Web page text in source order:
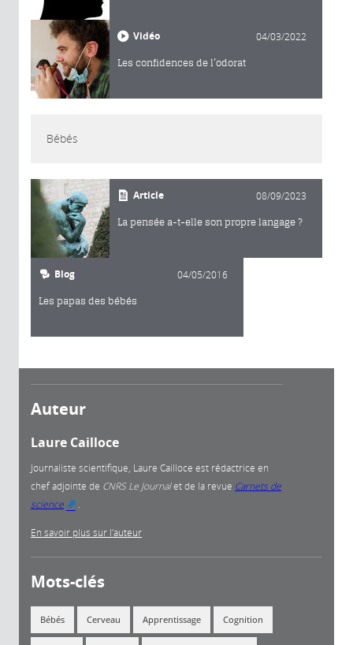
Vidéo 04/03/2022
Les confidences de l’odorat
Bébés
Article 08/09/2023
La pensée a-t-elle son propre langage ?
Blog 04/05/2016
Les papas des bébés
Auteur
Laure Cailloce
Journaliste scientifique, Laure Cailloce est rédactrice en
chef adjointe de CNRS Le Journalet de la revue Carnets de
science
.
En savoir plus sur l'auteur
Mots-clés
Bébés Cerveau Apprentissage Cognition